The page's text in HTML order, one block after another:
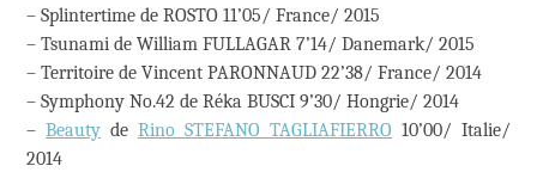
– Splintertime de ROSTO 11’05/ France/ 2015
– Tsunami de William FULLAGAR 7’14/ Danemark/ 2015
– Territoire de Vincent PARONNAUD 22’38/ France/ 2014
– Symphony No.42 de Réka BUSCI 9’30/ Hongrie/ 2014
– Beauty de Rino STEFANO TAGLIAFIERRO 10’00/ Italie/
2014